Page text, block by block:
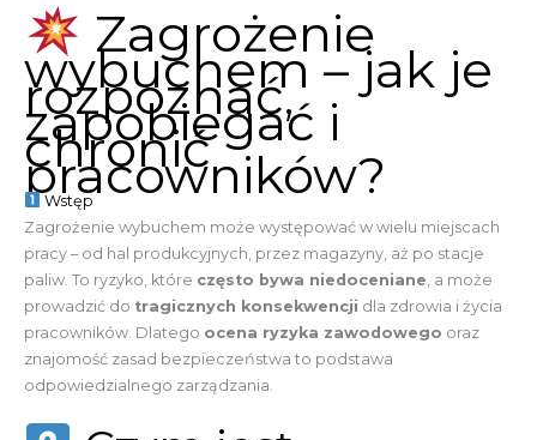
Zagrożenie
wybuchem – jak je
rozpoznać,
zapobiegać i
chronić
pracowników?
Wstęp
Zagrożenie wybuchem może występować w wielu miejscach
pracy – od hal produkcyjnych, przez magazyny, aż po stacje
paliw. To ryzyko, które często bywa niedoceniane , a może
prowadzić do tragicznych konsekwencji dla zdrowia i życia
pracowników. Dlatego ocena ryzyka zawodowego oraz
znajomość zasad bezpieczeństwa to podstawa
odpowiedzialnego zarządzania.